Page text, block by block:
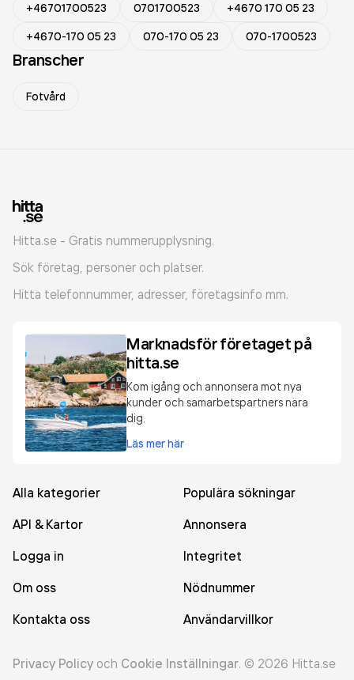
+46701700523 0701700523
+4670 170 05 23
+4670-170 05 23
070-170 05 23 070-1700523
Branscher
Fotvård
Hitta.se - Gratis nummerupplysning.
Sök företag, personer och platser.
Hitta telefonnummer, adresser, företagsinfo mm.
Marknadsför företaget på
hitta.se
Kom igång och annonsera mot nya
kunder och samarbetspartners nära
dig.
Läs mer här
Alla kategorier
Populära sökningar
API & Kartor
Annonsera
Logga in
Integritet
Om oss
Nödnummer
Kontakta oss
Användarvillkor
Privacy Policy och Cookie Inställningar. © 2026 Hitta.se